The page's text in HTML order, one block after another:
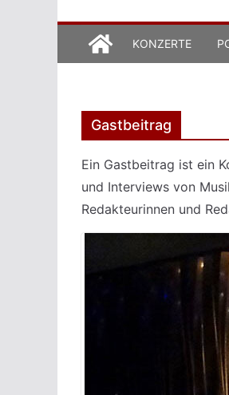
KONZERTE
Gastbeitrag
Ein Gastbeitrag ist ein
und Interviews von
Redakteurinnen und